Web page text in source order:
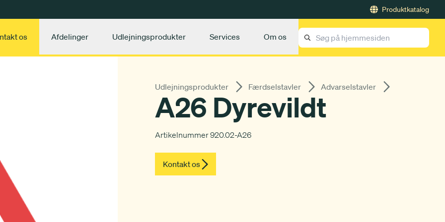
Produktkatalog
os Afdelinger Udlejningsprodukter Services Om os
Udlejningsprodukter Færdselstavler Advarselstavler
A26 Dyrevildt
Artikelnummer 920.02-A26
Kontakt os